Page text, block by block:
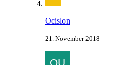
Ocislon
21. November 2018